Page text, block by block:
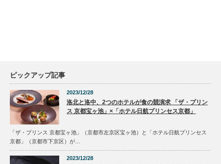
ピックアップ記事
2023/12/28
洛北と洛中、2つのホテルが食の競演求 「ザ・プリン
ス 京都宝ヶ池」×「ホテル日航プリンセス京都」
「ザ・プリンス 京都宝ヶ池」（京都市左京区宝ヶ池）と「ホテル日航プリンセス
京都」（京都市下京区）が…
2023/12/28